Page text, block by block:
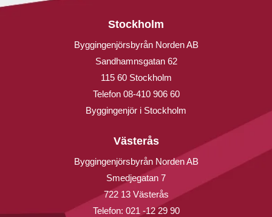
Stockholm
Byggingenjörsbyrån Norden AB
Sandhamnsgatan 62
115 60 Stockholm
Telefon 08-410 906 60
Byggingenjör i Stockholm
Västerås
Byggingenjörsbyrån Norden AB
Smedjegatan 7
722 13 Västerås
Telefon: 021 -12 29 90